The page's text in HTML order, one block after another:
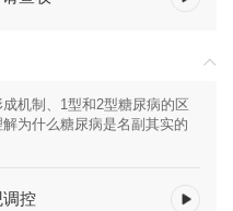
机制、1型和2型糖尿病的区
为什么糖尿病是名副其实的
控